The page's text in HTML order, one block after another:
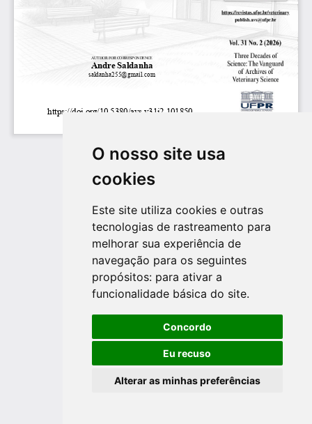
O nosso site usa
cookies
Este site utiliza cookies e outras
tecnologias de rastreamento para
melhorar sua experiência de
navegação para os seguintes
propósitos: para ativar a
funcionalidade básica do site.
Concordo
Eu recuso
Alterar as minhas preferências